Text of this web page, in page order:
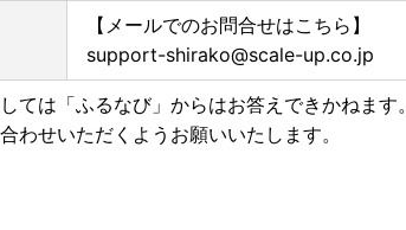
【メールでのお問合せはこちら】
support-shirako@scale-up.co.jp
ては「ふるなび」からはお答えできかねます。
わせいただくようお願いいたします。